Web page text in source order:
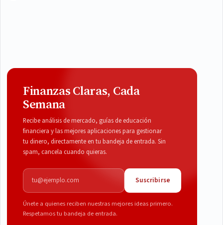
Finanzas Claras, Cada
Semana
Recibe análisis de mercado, guías de educación
financiera y las mejores aplicaciones para gestionar
tu dinero, directamente en tu bandeja de entrada. Sin
spam, cancela cuando quieras.
Correo electrónico
Suscribirse
Únete a quienes reciben nuestras mejores ideas primero.
Respetamos tu bandeja de entrada.